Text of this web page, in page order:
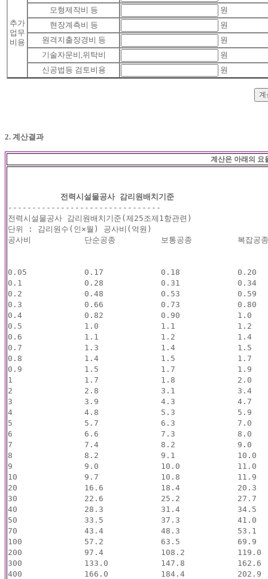
추가
업무
비용
모형제작비 등
원
현장계측비 등
원
원격지출장경비 등
원
기술자문비,위탁비
원
신공법등 검토비용
원
2. 계산결과
계산은 아래의 요
--------------------------------
전력시설물공사 감리원배치기준(제25조제1항관련)
단위 : 감리원수(인×월) 공사비(억원)
공사비		단순공종		보통공종		복잡공종
0.05		0.17		0.18		0.20
0.1		0.28		0.31		0.34
0.2		0.48		0.53		0.59
0.3		0.66		0.73		0.80
0.4		0.82		0.90		1.0
0.5		1.0		1.1		1.2
0.6		1.1		1.2		1.4
0.7		1.3		1.4		1.5
0.8		1.4		1.5		1.7
0.9		1.5		1.7		1.9
1		1.7		1.8		2.0
2		2.8		3.1		3.4
3		3.9		4.3		4.7
4		4.8		5.3		5.9
5		5.7		6.3		7.0
6		6.6		7.3		8.0
7		7.4		8.2		9.0
8		8.2		9.1		10.0
9		9.0		10.0		11.0
10		9.7		10.8		11.9
20		16.6		18.4		20.3
30		22.6		25.2		27.7
40		28.3		31.4		34.5
50		33.5		37.3		41.0
70		43.4		48.3		53.1
100		57.2		63.5		69.9
200		97.4		108.2		119.0
300		133.0		147.8		162.6
400		166.0		184.4		202.9